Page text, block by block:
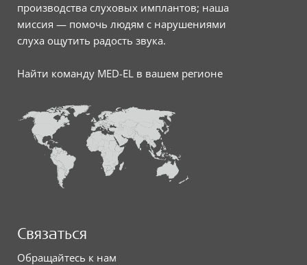
производства слуховых имплантов; наша
миссия — помочь людям с нарушениями
слуха ощутить радость звука.
Найти команду MED-EL в вашем регионе
Связаться
Обращайтесь к нам